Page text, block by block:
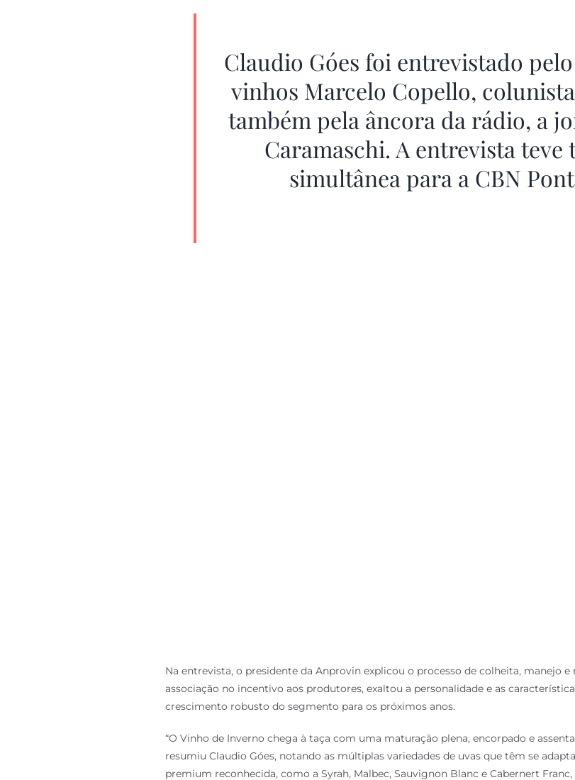
Claudio Góes foi entrevistado
vinhos Marcelo Copello,
também pela âncora da rádio, a
Caramaschi. A entrevista teve
simultânea para a CBN
Na entrevista, o presidente da Anprovin explicou o processo de colheita, manejo e
associação no incentivo aos produtores, exaltou a personalidade e as
crescimento robusto do segmento para os próximos anos.
“O Vinho de Inverno chega à taça com uma maturação plena, encorpado e
resumiu Claudio Góes, notando as múltiplas variedades de uvas que têm se
premium reconhecida, como a Syrah, Malbec, Sauvignon Blanc e Cabernert